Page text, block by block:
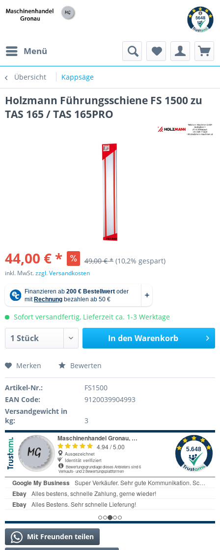
Menü
Übersicht Kappsäge
Holzmann Führungsschiene FS 1500 zu
TAS 165 / TAS 165PRO
44,00 € * 49,00 € * (10,2% gespart)
inkl. MwSt.zzgl. Versandkosten
Sofort versandfertig, Lieferzeit ca. 1-3 Werktage
In den Warenkorb
Merken Bewerten
Artikel-Nr.:
FS1500
EAN Code:
9120039904993
Versandgewicht in
kg:
3
Mit Freunden teilen